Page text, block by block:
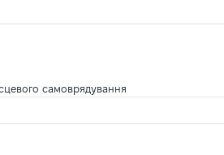
самоврядування